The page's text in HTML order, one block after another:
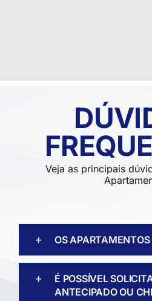
Veja as principais
OS
É POSSÍVEL
ANTECIPADO OU